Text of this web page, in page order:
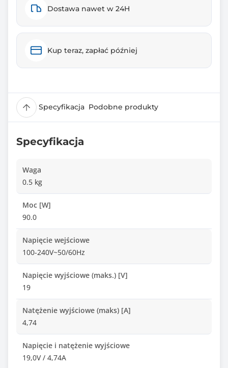
Dostawa nawet w 24H
Kup teraz, zapłać później
Specyfikacja Podobne produkty
Specyfikacja
Waga
0.5 kg
Moc [W]
90.0
Napięcie wejściowe
100-240V~50/60Hz
Napięcie wyjściowe (maks.) [V]
19
Natężenie wyjściowe (maks) [A]
4,74
Napięcie i natężenie wyjściowe
19,0V / 4,74A